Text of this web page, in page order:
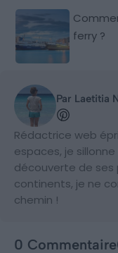
ferry ?
Par Laetitia
Rédactrice web
espaces, je
découverte de ses
continents, je ne
chemin !
0